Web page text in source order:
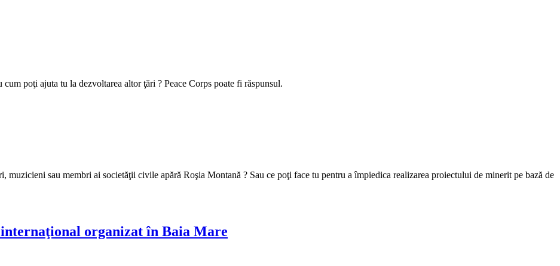
poţi ajuta tu la dezvoltarea altor ţări ? Peace Corps poate fi răspunsul.
muzicieni sau membri ai societăţii civile apără Roşia Montană ? Sau ce poţi face tu pentru a împiedica realizarea proiectului de minerit pe bază de
organizat în Baia Mare